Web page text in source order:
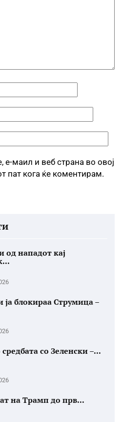
е-маил и веб страна во овој
пат кога ќе коментирам.
од нападот кај
ја блокираа Струмица –
со Зеленски –...
на Трамп до прв...